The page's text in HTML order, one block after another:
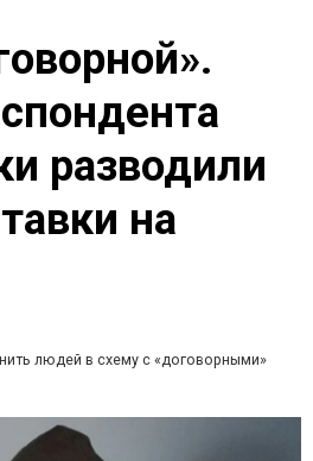
разводили
на
людей в схему с «договорными»